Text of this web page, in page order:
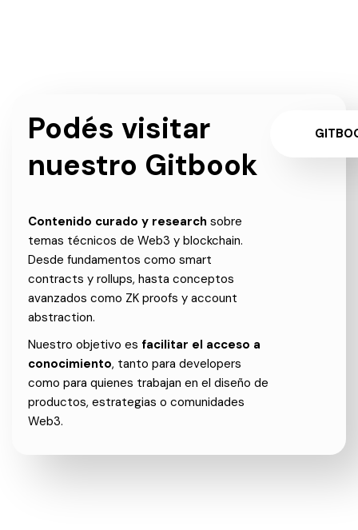
Podés visitar
nuestro Gitbook
Contenido curado y research sobre
temas técnicos de Web3 y blockchain.
Desde fundamentos como smart
contracts y rollups, hasta conceptos
avanzados como ZK proofs y account
abstraction.
Nuestro objetivo es facilitar el acceso a
conocimiento, tanto para developers
como para quienes trabajan en el diseño de
productos, estrategias o comunidades
Web3.